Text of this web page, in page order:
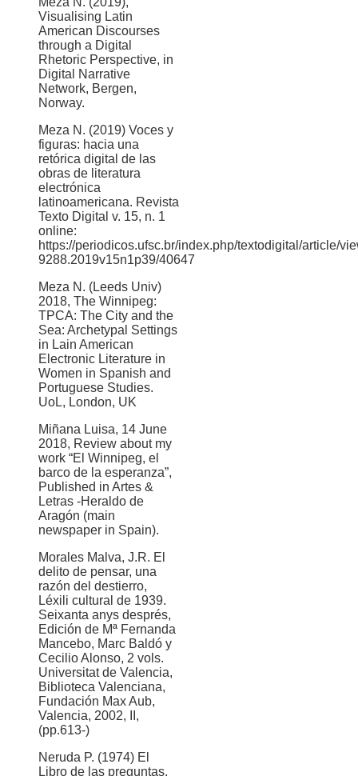
Visualising Latin
American Discourses
through a Digital
Rhetoric Perspective, in
Digital Narrative
Network, Bergen,
Norway.
Meza N. (2019) Voces y
figuras: hacia una
retórica digital de las
obras de literatura
electrónica
latinoamericana. Revista
Texto Digital v. 15, n. 1
online:
https://periodicos.ufsc.br/index.php/textodigital/article/
9288.2019v15n1p39/40647
Meza N. (Leeds Univ)
2018, The Winnipeg:
TPCA: The City and the
Sea: Archetypal Settings
in Lain American
Electronic Literature in
Women in Spanish and
Portuguese Studies.
UoL, London, UK
Miñana Luisa, 14 June
2018, Review about my
work “El Winnipeg, el
barco de la esperanza”,
Published in Artes &
Letras -Heraldo de
Aragón (main
newspaper in Spain).
Morales Malva, J.R. El
delito de pensar, una
razón del destierro,
Léxili cultural de 1939.
Seixanta anys després,
Edición de Mª Fernanda
Mancebo, Marc Baldó y
Cecilio Alonso, 2 vols.
Universitat de Valencia,
Biblioteca Valenciana,
Fundación Max Aub,
Valencia, 2002, II,
(pp.613-)
Neruda P. (1974) El
Libro de las preguntas.